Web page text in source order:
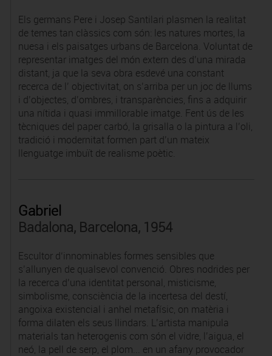
Els germans Pere i Josep Santilari plasmen la realitat
de temes tan clàssics com són: les natures mortes, la
nuesa i els paisatges urbans de Barcelona. Voluntat de
representar imatges del món extern des d’una mirada
distant, ja que la seva obra esdevé una constant
recerca de l’ objectivitat, on s’arriba per un joc de llums
i d’objectes, d’ombres, i transparències, fins a adquirir
una nítida i quasi immillorable imatge. Fent ús de les
tècniques del paper carbó, la grisalla o la pintura a l’oli,
tradició i modernitat formen part d’un mateix
llenguatge imbuït de realisme poètic.
Gabriel
Badalona, Barcelona, 1954
Escultor d‘innominables formes sensibles que
s’allunyen de qualsevol convenció. Obres nodrides per
la recerca d’una identitat personal, misticisme,
simbolisme, consciència de la incertesa del destí,
angoixa existencial i anhel metafísic, on matèria i
forma dilaten els seus llindars. L’artista manipula
materials tan heterogenis com són el vidre, l’aigua, el
neó, la pell de serp, el plom... en un afany provocador